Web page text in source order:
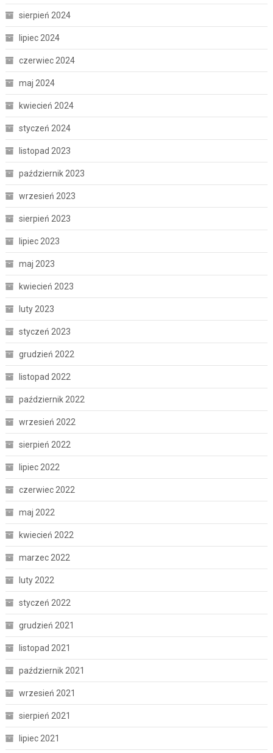
sierpień 2024
lipiec 2024
czerwiec 2024
maj 2024
kwiecień 2024
styczeń 2024
listopad 2023
październik 2023
wrzesień 2023
sierpień 2023
lipiec 2023
maj 2023
kwiecień 2023
luty 2023
styczeń 2023
grudzień 2022
listopad 2022
październik 2022
wrzesień 2022
sierpień 2022
lipiec 2022
czerwiec 2022
maj 2022
kwiecień 2022
marzec 2022
luty 2022
styczeń 2022
grudzień 2021
listopad 2021
październik 2021
wrzesień 2021
sierpień 2021
lipiec 2021